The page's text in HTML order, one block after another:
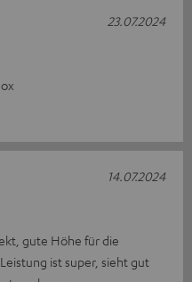
23.07.2024
gute Höhe für die
ist super, sieht gut
14.07.2024